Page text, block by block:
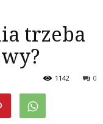
trzeba
0
1142